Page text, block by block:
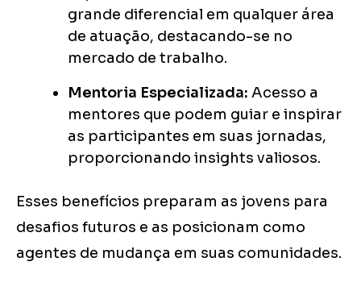
grande diferencial em qualquer área
de atuação, destacando-se no
mercado de trabalho.
Mentoria Especializada: Acesso a
mentores que podem guiar e inspirar
as participantes em suas jornadas,
proporcionando insights valiosos.
Esses benefícios preparam as jovens para
desafios futuros e as posicionam como
agentes de mudança em suas comunidades.